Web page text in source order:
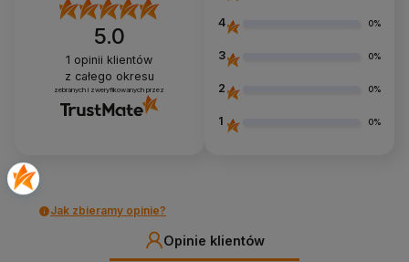
5.0
1 opinii klientów
z całego okresu
zebranych i zweryfikowanych przez
4 0%
3 0%
2 0%
1 0%
Jak zbieramy opinie?
Opinie klientów